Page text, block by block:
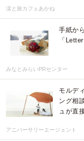
涙と旅カフェあかね
手紙か
「
みなとみらいPRセンター
モルデ
ング相
ュが直
アニバーサリーエージェント